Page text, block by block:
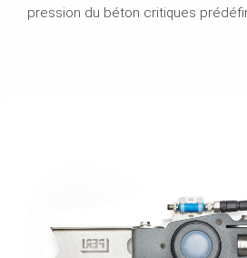
pression du béton critiques